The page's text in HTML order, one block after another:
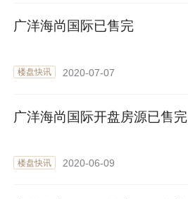
广洋海尚国际已售完
楼盘快讯 2020-07-07
广洋海尚国际开盘房源已售完
楼盘快讯 2020-06-09